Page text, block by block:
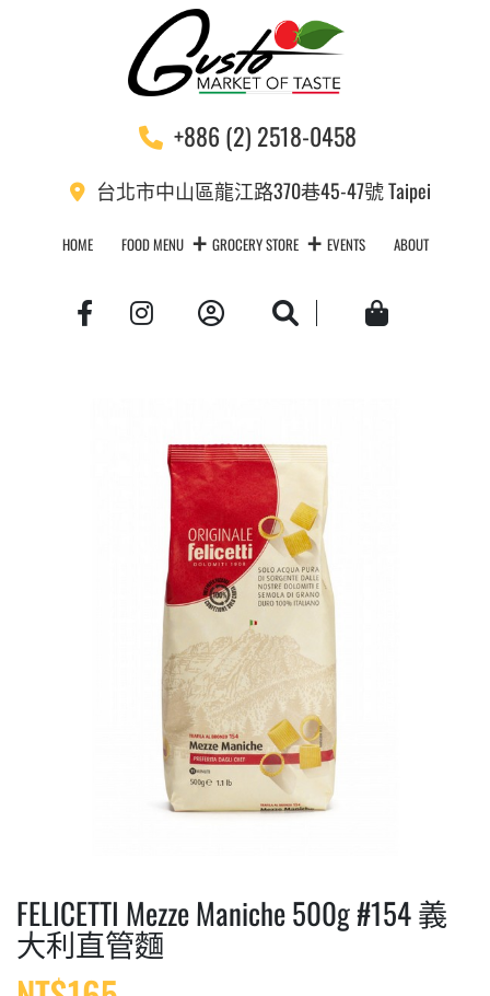
+886 (2) 2518-0458
台北市中山區龍江路370巷45-47號 Taipei
HOME FOOD MENU GROCERY STORE EVENTS ABOUT
Account Search Cart
FELICETTI Mezze Maniche 500g #154 義
大利直管麵